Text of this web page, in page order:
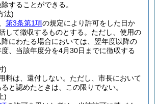
することができる。
法)
第3条第1項の規定により許可をした日か
して徴収するものとする。 ただし、使用の
にわたる場合においては、翌年度以降の
、当該年度分を4月30日までに徴収する
)
料は、還付しない。 ただし、市長において
と認めたときは、この限りでない。
)